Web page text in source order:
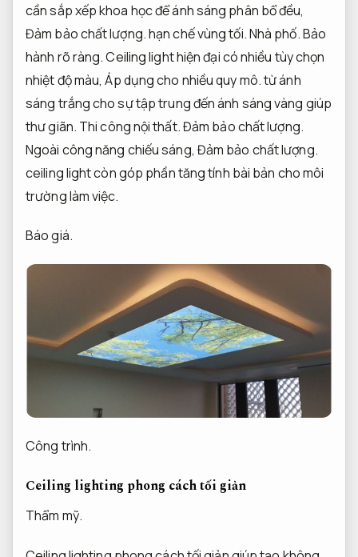
cần sắp xếp khoa học để ánh sáng phân bổ đều,
Đảm bảo chất lượng.hạn chế vùng tối.Nhà phố.Bảo
hành rõ ràng.Ceiling light hiện đại có nhiều tùy chọn
nhiệt độ màu,Áp dụng cho nhiều quy mô.từ ánh
sáng trắng cho sự tập trung đến ánh sáng vàng giúp
thư giãn. Thi công nội thất.Đảm bảo chất lượng.
Ngoài công năng chiếu sáng, Đảm bảo chất lượng.
ceiling light còn góp phần tăng tính bài bản cho môi
trường làm việc.
Báo giá.
Công trình.
Ceiling lighting phong cách tối giản
Thẩm mỹ.